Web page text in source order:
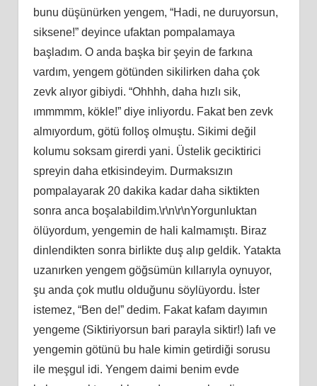
bunu düşünürken yengem, “Hadi, ne duruyorsun,
siksene!” deyince ufaktan pompalamaya
başladım. O anda başka bir şeyin de farkına
vardım, yengem götünden sikilirken daha çok
zevk alıyor gibiydi. “Ohhhh, daha hızlı sik,
ımmmmm, kökle!” diye inliyordu. Fakat ben zevk
almıyordum, götü folloş olmuştu. Sikimi değil
kolumu soksam girerdi yani. Üstelik geciktirici
spreyin daha etkisindeyim. Durmaksızın
pompalayarak 20 dakika kadar daha siktikten
sonra anca boşalabildim.\r\n\r\nYorgunluktan
ölüyordum, yengemin de hali kalmamıştı. Biraz
dinlendikten sonra birlikte duş alıp geldik. Yatakta
uzanırken yengem göğsümün kıllarıyla oynuyor,
şu anda çok mutlu olduğunu söylüyordu. İster
istemez, “Ben de!” dedim. Fakat kafam dayımın
yengeme (Siktiriyorsun bari parayla siktir!) lafı ve
yengemin götünü bu hale kimin getirdiği sorusu
ile meşgul idi. Yengem daimi benim evde